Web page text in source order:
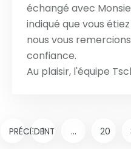
échangé avec
indiqué que vous
nous vous
confiance.
Au plaisir, l'équipe
PRÉCÉDENT
1 ... 20